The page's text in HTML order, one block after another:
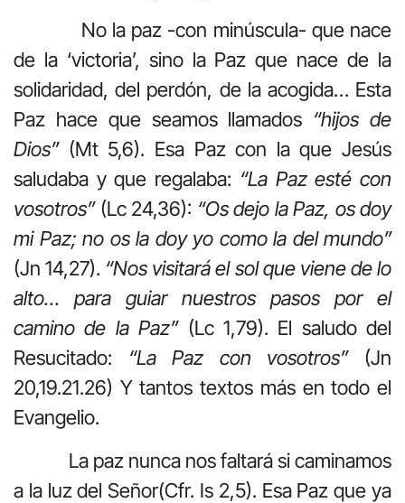
No la paz -con minúscula- que nace
de la ‘victoria’, sino la Paz que nace de la
solidaridad, del perdón, de la acogida… Esta
Paz hace que seamos llamados “hijos de
Dios”(Mt 5,6). Esa Paz con la que Jesús
saludaba y que regalaba: “La Paz esté con
vosotros” (Lc 24,36): “Os dejo la Paz, os doy
mi Paz; no os la doy yo como la del mundo”
(Jn 14,27). “Nos visitará el sol que viene de lo
alto… para guiar nuestros pasos por el
camino de la Paz”(Lc 1,79). El saludo del
Resucitado: “La Paz con vosotros”(Jn
20,19.21.26) Y tantos textos más en todo el
Evangelio.
La paz nunca nos faltará si caminamos
a la luz del Señor(Cfr. Is 2,5). Esa Paz que ya